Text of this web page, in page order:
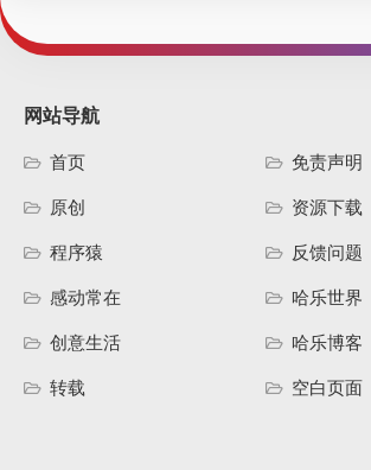
网站导航
首页
原创
程序猿
感动常在
创意生活
转载
免责声明
资源下载
反馈问题
哈乐世界
哈乐博客
空白页面